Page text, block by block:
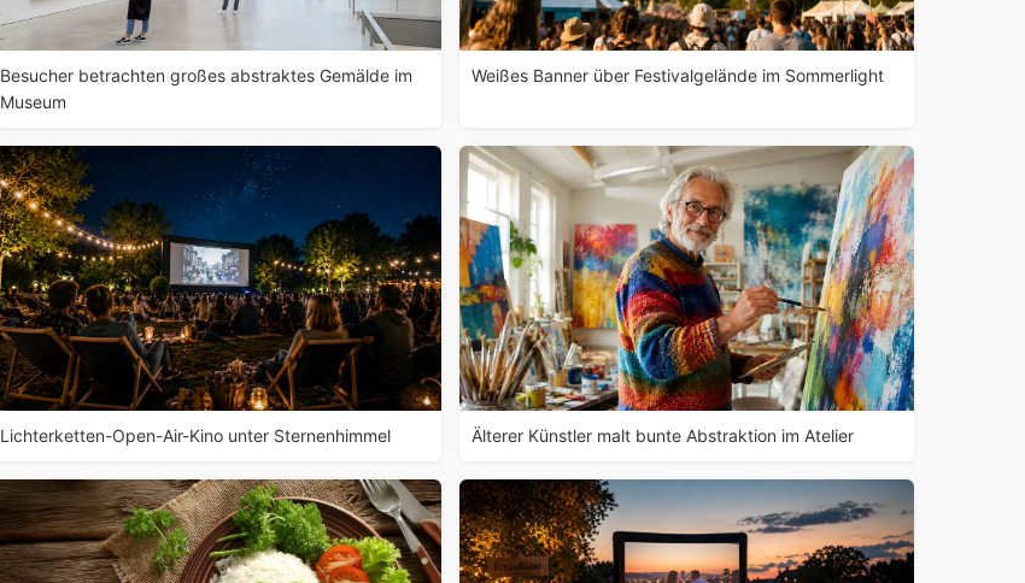
Besucher betrachten großes abstraktes Gemälde im
Museum
Weißes Banner über Festivalgelände im Sommerlight
Lichterketten-Open-Air-Kino unter Sternenhimmel Älterer Künstler malt bunte Abstraktion im Atelier